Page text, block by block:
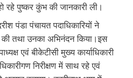
रहे पुष्कर कुंभ की जानकारी ली।
पंडा पंचायत पदाधिकारियों ने
तथा उनका अभिनंदन किया।इस
एवं बीकेटीसी मुख्य कार्याधिकारी
निरीक्षण में साथ रहे एवं